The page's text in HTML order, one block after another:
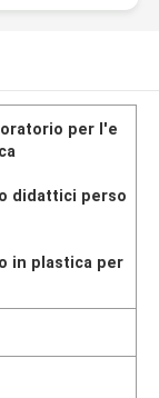
per l'e
didattici perso
in plastica per